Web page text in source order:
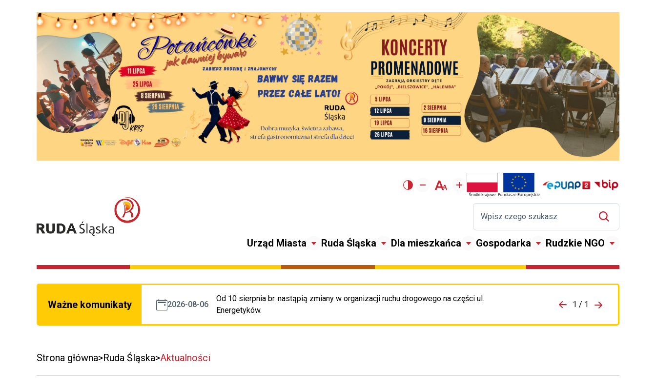
Urząd Miasta Ruda Śląska Dla mieszkańca Gospodarka Rudzkie NGO
Ważne komunikaty 2026-08-06
Od 10 sierpnia br. nastąpią zmiany w organizacji ruchu drogowego na części ul.
Energetyków.
Przejdź do porzpedniego komunikatu 1 / 1
Przejdź do
Strona główna Ruda Śląska Aktualności